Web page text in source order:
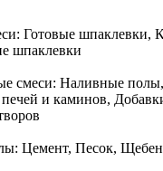
Готовые шпаклевки,
шпаклевки
смеси: Наливные
и каминов,
Цемент, Песок,